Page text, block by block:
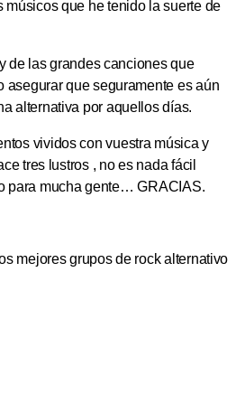
que he tenido la suerte de
de las grandes canciones que
asegurar que seguramente es aún
alternativa por aquellos días.
vividos con vuestra música y
tres lustros , no es nada fácil
para mucha gente… GRACIAS.
mejores grupos de rock alternativo